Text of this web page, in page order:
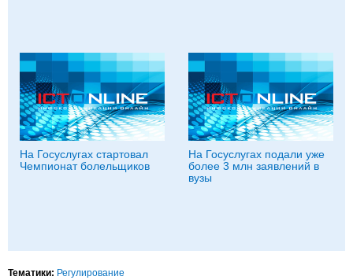
На Госуслугах стартовал
Чемпионат болельщиков
На Госуслугах подали уже
более 3 млн заявлений в
вузы
Тематики: Регулирование